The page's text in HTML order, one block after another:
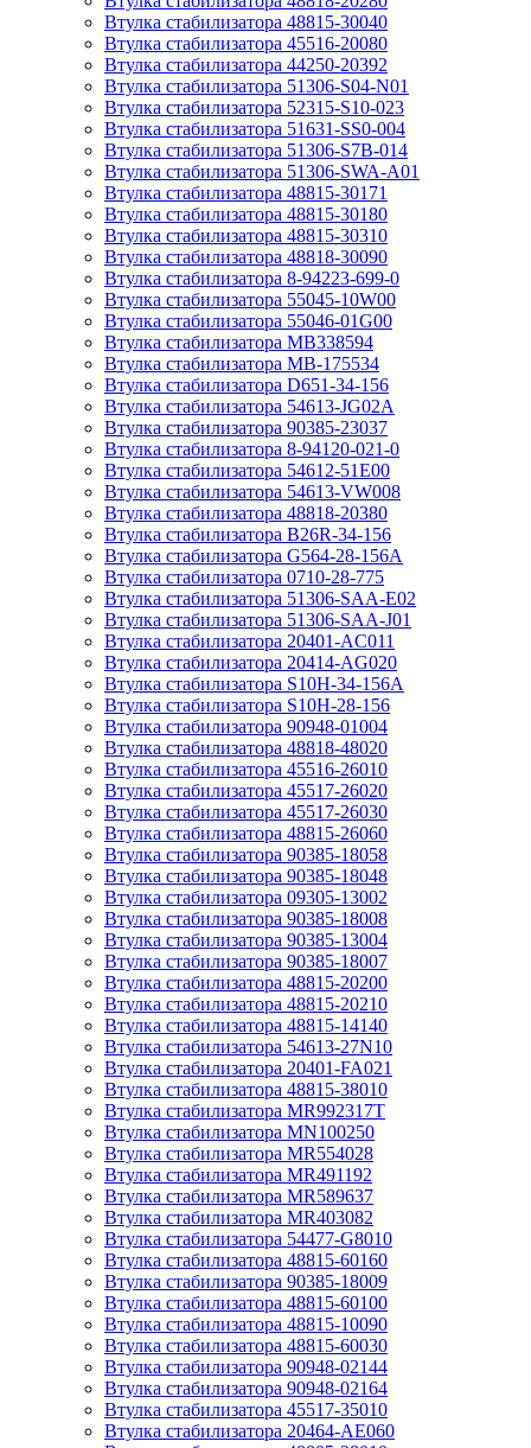
Втулка стабилизатора 48815-30040
Втулка стабилизатора 45516-20080
Втулка стабилизатора 44250-20392
Втулка стабилизатора 51306-S04-N01
Втулка стабилизатора 52315-S10-023
Втулка стабилизатора 51631-SS0-004
Втулка стабилизатора 51306-S7B-014
Втулка стабилизатора 51306-SWA-A01
Втулка стабилизатора 48815-30171
Втулка стабилизатора 48815-30180
Втулка стабилизатора 48815-30310
Втулка стабилизатора 48818-30090
Втулка стабилизатора 8-94223-699-0
Втулка стабилизатора 55045-10W00
Втулка стабилизатора 55046-01G00
Втулка стабилизатора MB338594
Втулка стабилизатора MB-175534
Втулка стабилизатора D651-34-156
Втулка стабилизатора 54613-JG02A
Втулка стабилизатора 90385-23037
Втулка стабилизатора 8-94120-021-0
Втулка стабилизатора 54612-51E00
Втулка стабилизатора 54613-VW008
Втулка стабилизатора 48818-20380
Втулка стабилизатора B26R-34-156
Втулка стабилизатора G564-28-156A
Втулка стабилизатора 0710-28-775
Втулка стабилизатора 51306-SAA-E02
Втулка стабилизатора 51306-SAA-J01
Втулка стабилизатора 20401-AC011
Втулка стабилизатора 20414-AG020
Втулка стабилизатора S10H-34-156A
Втулка стабилизатора S10H-28-156
Втулка стабилизатора 90948-01004
Втулка стабилизатора 48818-48020
Втулка стабилизатора 45516-26010
Втулка стабилизатора 45517-26020
Втулка стабилизатора 45517-26030
Втулка стабилизатора 48815-26060
Втулка стабилизатора 90385-18058
Втулка стабилизатора 90385-18048
Втулка стабилизатора 09305-13002
Втулка стабилизатора 90385-18008
Втулка стабилизатора 90385-13004
Втулка стабилизатора 90385-18007
Втулка стабилизатора 48815-20200
Втулка стабилизатора 48815-20210
Втулка стабилизатора 48815-14140
Втулка стабилизатора 54613-27N10
Втулка стабилизатора 20401-FA021
Втулка стабилизатора 48815-38010
Втулка стабилизатора MR992317T
Втулка стабилизатора MN100250
Втулка стабилизатора MR554028
Втулка стабилизатора MR491192
Втулка стабилизатора MR589637
Втулка стабилизатора MR403082
Втулка стабилизатора 54477-G8010
Втулка стабилизатора 48815-60160
Втулка стабилизатора 90385-18009
Втулка стабилизатора 48815-60100
Втулка стабилизатора 48815-10090
Втулка стабилизатора 48815-60030
Втулка стабилизатора 90948-02144
Втулка стабилизатора 90948-02164
Втулка стабилизатора 45517-35010
Втулка стабилизатора 20464-AE060